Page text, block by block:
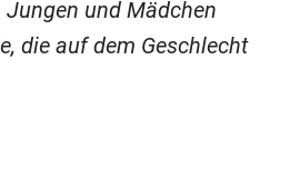
und Mädchen
die auf dem Geschlecht